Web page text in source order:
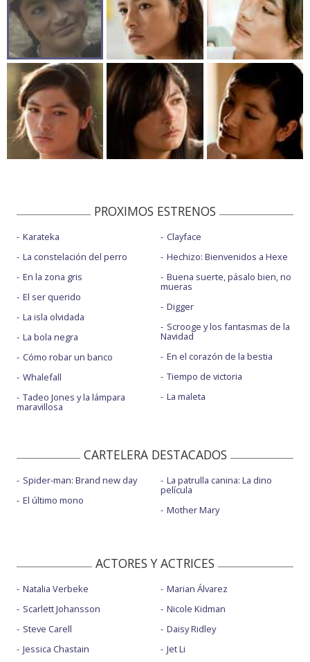
PROXIMOS ESTRENOS
Karateka
La constelación del perro
En la zona gris
El ser querido
La isla olvidada
La bola negra
Cómo robar un banco
Whalefall
Tadeo Jones y la lámpara
maravillosa
Clayface
Hechizo: Bienvenidos a Hexe
Buena suerte, pásalo bien, no
mueras
Digger
Scrooge y los fantasmas de la
Navidad
En el corazón de la bestia
Tiempo de victoria
La maleta
CARTELERA DESTACADOS
Spider-man: Brand new day
El último mono
La patrulla canina: La dino
película
Mother Mary
ACTORES Y ACTRICES
Natalia Verbeke
Scarlett Johansson
Steve Carell
Jessica Chastain
Marian Álvarez
Nicole Kidman
Daisy Ridley
Jet Li